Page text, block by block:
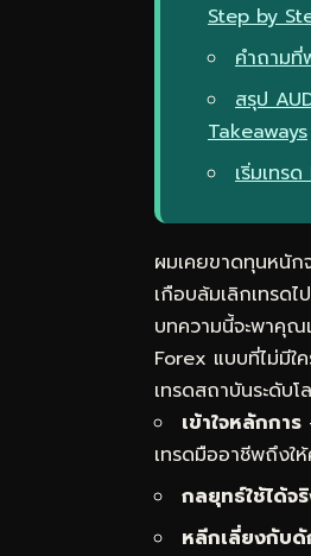
Step by
คำถามที่
สรุป
Takeaways
เริ่มเทร
ผมเคยขาดทุนหนั
เกือบล้มเลิกเทรด
บทความนี้จะพาคุณ
Forex แบบที่ไม่มีใ
เทรดสถาบันระดับ
เข้าใจหลักการ
เทรดมืออาชีพถึงใ
กลยุทธ์ใช้ได้จ
หลีกเลี่ยงกับดั